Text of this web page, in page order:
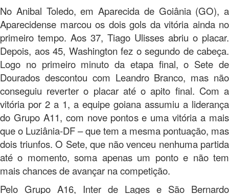
No Anibal Toledo, em Aparecida de Goiânia (GO), a
Aparecidense marcou os dois gols da vitória ainda no
primeiro tempo. Aos 37, Tiago Ulisses abriu o placar.
Depois, aos 45, Washington fez o segundo de cabeça.
Logo no primeiro minuto da etapa final, o Sete de
Dourados descontou com Leandro Branco, mas não
conseguiu reverter o placar até o apito final. Com a
vitória por 2 a 1, a equipe goiana assumiu a liderança
do Grupo A11, com nove pontos e uma vitória a mais
que o Luziânia-DF – que tem a mesma pontuação, mas
dois triunfos. O Sete, que não venceu nenhuma partida
até o momento, soma apenas um ponto e não tem
mais chances de avançar na competição.
Pelo Grupo A16, Inter de Lages e São Bernardo